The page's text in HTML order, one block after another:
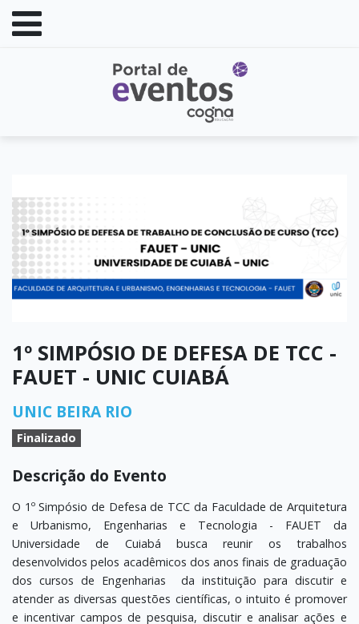
1º SIMPÓSIO DE DEFESA DE TCC -
FAUET - UNIC CUIABÁ
UNIC BEIRA RIO
Finalizado
Descrição do Evento
O 1º Simpósio de Defesa de TCC da Faculdade de Arquitetura
e Urbanismo, Engenharias e Tecnologia - FAUET da
Universidade de Cuiabá busca reunir os trabalhos
desenvolvidos pelos acadêmicos dos anos finais de graduação
dos cursos de Engenharias da instituição para discutir e
atender as diversas questões científicas, o intuito é promover
e incentivar campos de pesquisa, discutir e analisar ações e